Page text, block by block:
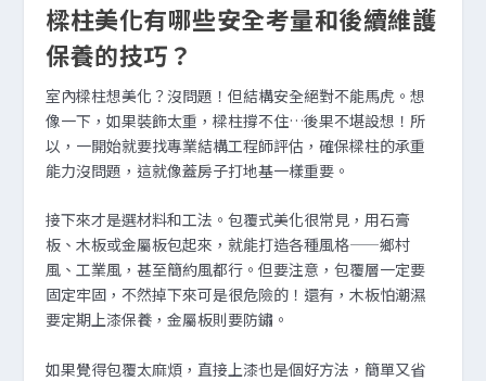
樑柱美化有哪些安全考量和後續維護
保養的技巧？
室內樑柱想美化？沒問題！但結構安全絕對不能馬虎。想
像一下，如果裝飾太重，樑柱撐不住…後果不堪設想！所
以，一開始就要找專業結構工程師評估，確保樑柱的承重
能力沒問題，這就像蓋房子打地基一樣重要。
接下來才是選材料和工法。包覆式美化很常見，用石膏
板、木板或金屬板包起來，就能打造各種風格——鄉村
風、工業風，甚至簡約風都行。但要注意，包覆層一定要
固定牢固，不然掉下來可是很危險的！還有，木板怕潮濕
要定期上漆保養，金屬板則要防鏽。
如果覺得包覆太麻煩，直接上漆也是個好方法，簡單又省